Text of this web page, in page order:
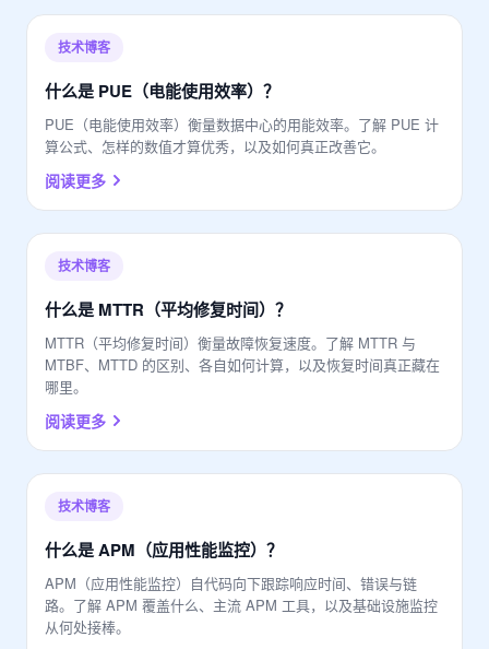
技术博客
什么是 PUE（电能使用效率）？
PUE（电能使用效率）衡量数据中心的用能效率。了解 PUE 计
算公式、怎样的数值才算优秀，以及如何真正改善它。
阅读更多
技术博客
什么是 MTTR（平均修复时间）？
MTTR（平均修复时间）衡量故障恢复速度。了解 MTTR 与
MTBF、MTTD 的区别、各自如何计算，以及恢复时间真正藏在
哪里。
阅读更多
技术博客
什么是 APM（应用性能监控）？
APM（应用性能监控）自代码向下跟踪响应时间、错误与链
路。了解 APM 覆盖什么、主流 APM 工具，以及基础设施监控
从何处接棒。